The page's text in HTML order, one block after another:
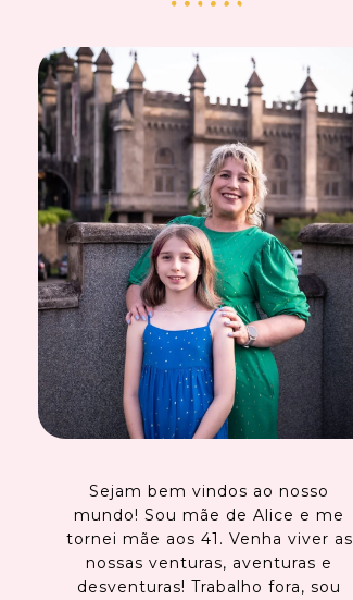
Sejam bem vindos ao nosso
mundo! Sou mãe de Alice e me
tornei mãe aos 41. Venha viver as
nossas venturas, aventuras e
desventuras! Trabalho fora, sou